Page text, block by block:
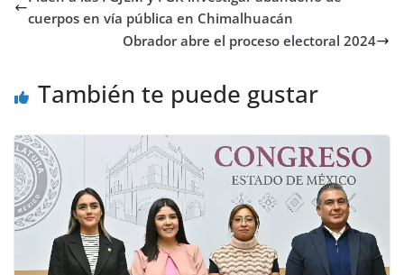
cuerpos en vía pública en Chimalhuacán
Obrador abre el proceso electoral 2024
También te puede gustar